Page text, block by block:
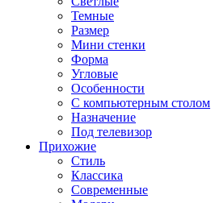
Темные
Размер
Мини стенки
Форма
Угловые
Особенности
С компьютерным столом
Назначение
Под телевизор
Прихожие
Стиль
Классика
Современные